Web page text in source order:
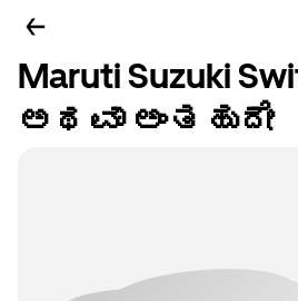
Maruti Suzuki
ಅಥವಾ ಅಂತಹುದೇ